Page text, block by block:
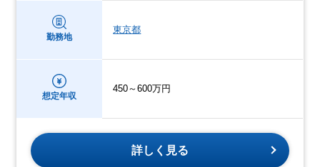
勤務地
東京都
想定年収
450～600万円
詳しく見る